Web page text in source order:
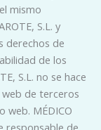
mismo
S.L. y
derechos de
de los
S.L. no se hace
de terceros
web. MÉDICO
responsable de